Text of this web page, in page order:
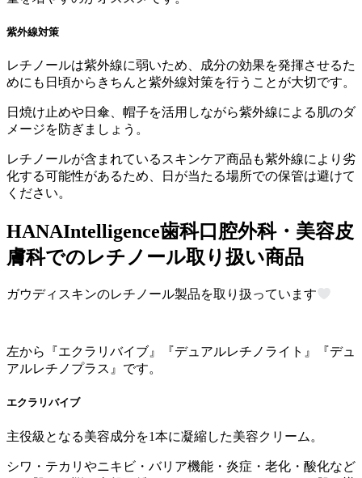
紫外線対策
レチノールは紫外線に弱いため、成分の効果を発揮させるた
めにも日頃からきちんと紫外線対策を行うことが大切です。
日焼け止めや日傘、帽子を活用しながら紫外線による肌のダ
メージを防ぎましょう。
レチノールが含まれているスキンケア商品も紫外線により劣
化する可能性があるため、日が当たる場所での保管は避けて
ください。
HANAIntelligence歯科口腔外科・美容皮
膚科でのレチノール取り扱い商品
ガウディスキンのレチノール製品を取り扱っています
左から『エクラリバイブ』『デュアルレチノライト』『デュ
アルレチノプラス』です。
エクラリバイブ
主役級となる美容成分を1本に凝縮した美容クリーム。
シワ・テカリやニキビ・バリア機能・炎症・老化・酸化など